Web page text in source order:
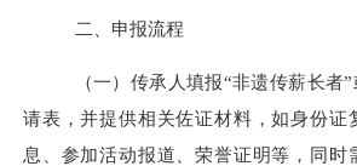
二、申报流程
（一）传承人填报“非遗传薪长者”
请表，并提供相关佐证材料，如身份证
息、参加活动报道、荣誉证明等，同时